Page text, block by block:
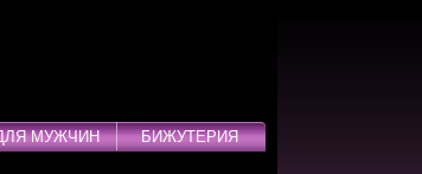
МУЖЧИН БИЖУТЕРИЯ